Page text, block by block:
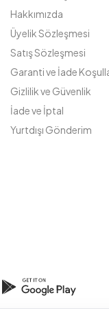
Hakkımızda
Üyelik Sözleşmesi
Satış Sözleşmesi
Garanti ve İade
Gizlilik ve Güvenlik
İade ve İptal
Yurtdışı Gönderim